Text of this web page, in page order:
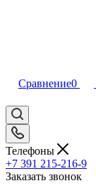
Сравнение0
Телефоны
+7 391 215-216-9
Заказать звонок